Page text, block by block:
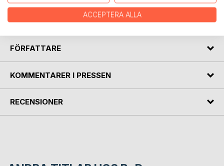
Med allt som Sophia fått lära sig kan hon till slut nästan
sköta egna bin, men bara nästan.
FÖRFATTARE
KOMMENTARER I PRESSEN
RECENSIONER
ACCEPTERA ALLA